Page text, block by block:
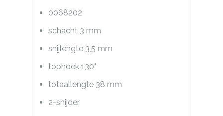
0068202
schacht 3 mm
snijlengte 3,5 mm
tophoek 130°
totaallengte 38 mm
2-snijder